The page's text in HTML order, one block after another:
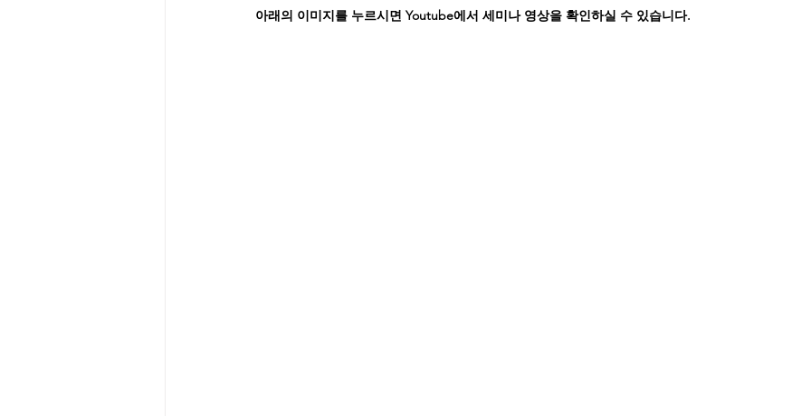
아래의 이미지를 누르시면 Youtube에서 세미나 영상을 확인하실 수 있습니다.